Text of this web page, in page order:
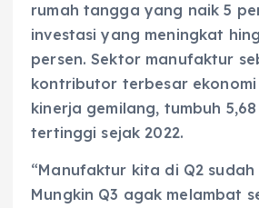
rumah tangga yang naik 5
investasi yang meningkat
persen. Sektor manufaktur
kontributor terbesar
kinerja gemilang, tumbuh
tertinggi sejak 2022.
“Manufaktur kita di Q2 sudah
Mungkin Q3 agak melambat